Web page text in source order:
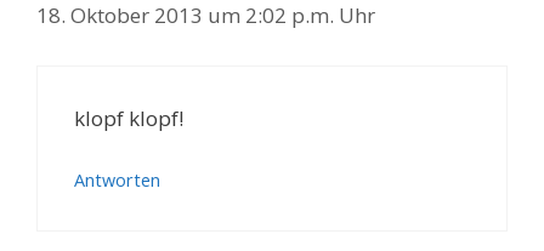
18. Oktober 2013 um 2:02 p.m. Uhr
klopf klopf!
Antworten